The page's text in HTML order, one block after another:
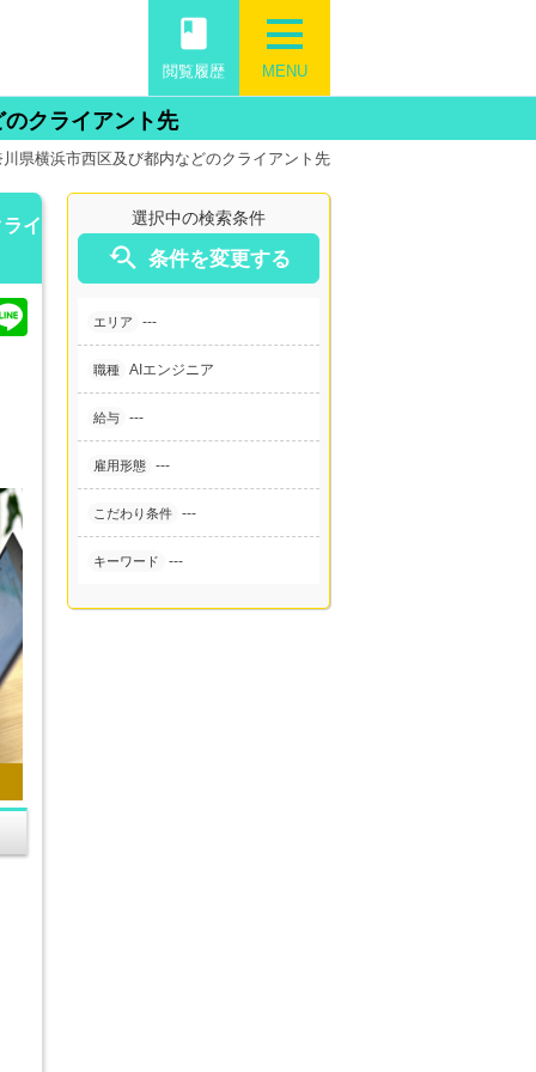
MENU
book
閲覧履歴
クライアント先
県横浜市西区及び都内などのクライアント先
選択中の検索条件
 条件を変更する
エリア ---
職種 AIエンジニア
給与 ---
雇用形態 ---
こだわり条件 ---
キーワード ---
イ